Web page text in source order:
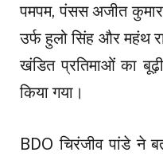
पमपम, पंसस अजीत कुमार
उर्फ हुलो सिंह और महंथ
खंडित प्रतिमाओं का
किया गया।
BDO चिरंजीव पांडे ने